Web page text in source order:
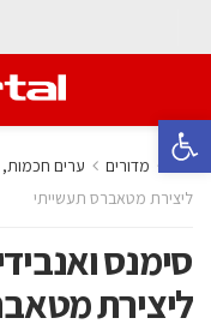
פתח סרגל נגישות
בית מדורים ערים חכמות,
ליצירת מטאברס תעשייתי
סימנס
ליצירת